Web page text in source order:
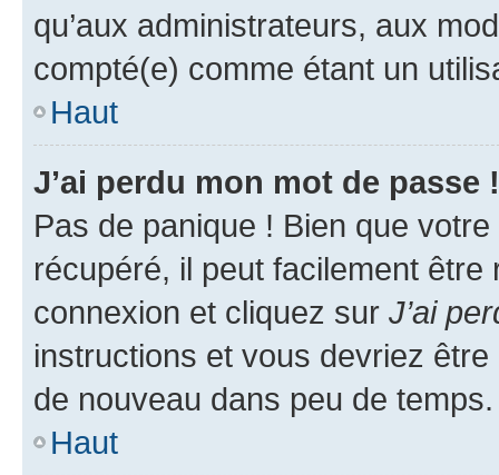
qu’aux administrateurs, aux
compté(e) comme étant un
Haut
J’ai perdu mon mot de passe !
Pas de panique ! Bien que
récupéré, il peut facilement
connexion et cliquez sur J’ai
instructions et vous devriez
de nouveau dans peu de temps.
Haut